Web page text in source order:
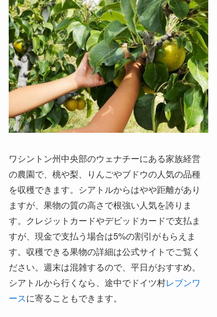
ワシントン州中央部のウェナチーにある家族経営
の農園で、桃や梨、りんごやブドウの人気の品種
を収穫できます。シアトルからはやや距離があり
ますが、果物の質の高さで根強い人気を誇りま
す。クレジットカードやデビッドカードで支払ま
すが、現金で支払う場合は5%の割引がもらえま
す。収穫できる果物の詳細は公式サイトでご覧く
ださい。週末は混雑するので、平日がおすすめ。
シアトルから行くなら、途中でドイツ村レブンワ
ースに寄ることもできます。